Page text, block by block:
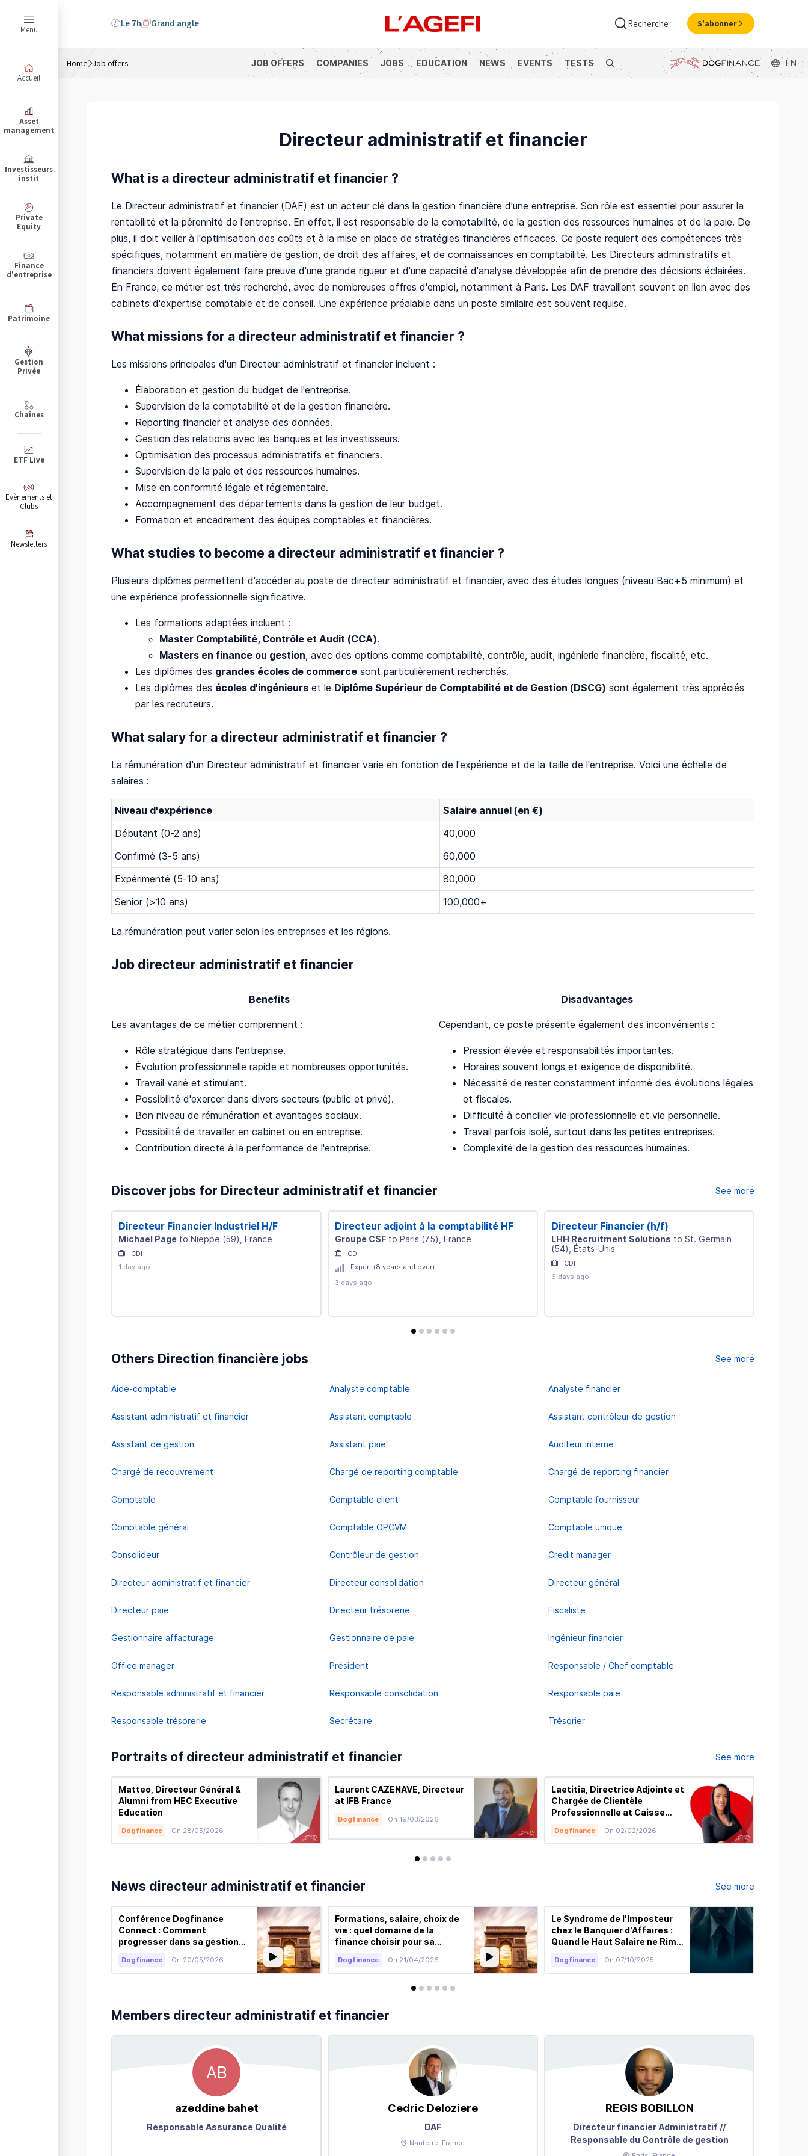
Home Job offers JOB OFFERS COMPANIES JOBS EDUCATION NEWS EVENTS TESTS Search EN
Directeur administratif et financier
What is a directeur administratif et financier ?
Le Directeur administratif et financier (DAF) est un acteur clé dans la gestion financière d'une entreprise. Son rôle est essentiel pour assurer la
rentabilité et la pérennité de l'entreprise. En effet, il est responsable de la comptabilité, de la gestion des ressources humaines et de la paie. De
plus, il doit veiller à l'optimisation des coûts et à la mise en place de stratégies financières efficaces. Ce poste requiert des compétences très
spécifiques, notamment en matière de gestion, de droit des affaires, et de connaissances en comptabilité. Les Directeurs administratifs et
financiers doivent également faire preuve d'une grande rigueur et d'une capacité d'analyse développée afin de prendre des décisions éclairées.
En France, ce métier est très recherché, avec de nombreuses offres d'emploi, notamment à Paris. Les DAF travaillent souvent en lien avec des
cabinets d'expertise comptable et de conseil. Une expérience préalable dans un poste similaire est souvent requise.
What missions for a directeur administratif et financier ?
Les missions principales d'un Directeur administratif et financier incluent :
Élaboration et gestion du budget de l'entreprise.
Supervision de la comptabilité et de la gestion financière.
Reporting financier et analyse des données.
Gestion des relations avec les banques et les investisseurs.
Optimisation des processus administratifs et financiers.
Supervision de la paie et des ressources humaines.
Mise en conformité légale et réglementaire.
Accompagnement des départements dans la gestion de leur budget.
Formation et encadrement des équipes comptables et financières.
What studies to become a directeur administratif et financier ?
Plusieurs diplômes permettent d'accéder au poste de directeur administratif et financier, avec des études longues (niveau Bac+5 minimum) et
une expérience professionnelle significative.
Les formations adaptées incluent :
Master Comptabilité, Contrôle et Audit (CCA).
Masters en finance ou gestion, avec des options comme comptabilité, contrôle, audit, ingénierie financière, fiscalité, etc.
Les diplômes des grandes écoles de commerce sont particulièrement recherchés.
Les diplômes des écoles d'ingénieurs et le Diplôme Supérieur de Comptabilité et de Gestion (DSCG) sont également très appréciés
par les recruteurs.
What salary for a directeur administratif et financier ?
La rémunération d'un Directeur administratif et financier varie en fonction de l'expérience et de la taille de l'entreprise. Voici une échelle de
salaires :
Niveau d'expérience
Salaire annuel (en €)
Débutant (0-2 ans)
40,000
Confirmé (3-5 ans)
60,000
Expérimenté (5-10 ans)
80,000
Senior (>10 ans)
100,000+
La rémunération peut varier selon les entreprises et les régions.
Job directeur administratif et financier
Benefits
Les avantages de ce métier comprennent :
Rôle stratégique dans l'entreprise.
Évolution professionnelle rapide et nombreuses opportunités.
Travail varié et stimulant.
Possibilité d'exercer dans divers secteurs (public et privé).
Bon niveau de rémunération et avantages sociaux.
Possibilité de travailler en cabinet ou en entreprise.
Contribution directe à la performance de l'entreprise.
Disadvantages
Cependant, ce poste présente également des inconvénients :
Pression élevée et responsabilités importantes.
Horaires souvent longs et exigence de disponibilité.
Nécessité de rester constamment informé des évolutions légales
et fiscales.
Difficulté à concilier vie professionnelle et vie personnelle.
Travail parfois isolé, surtout dans les petites entreprises.
Complexité de la gestion des ressources humaines.
Discover jobs for Directeur administratif et financier See more
Directeur Financier Industriel H/F
Michael Page to Nieppe (59) , France
CDI
1 day ago
Directeur adjoint à la comptabilité HF
Groupe CSF to Paris (75) , France
CDI
Expert (8 years and over)
3 days ago
Directeur Financier (h/f)
LHH Recruitment Solutions to St. Germain
(54) , États-Unis
CDI
6 days ago
avisavisavisavisavisavis
Others Direction financière jobs See more
Aide-comptable Analyste comptable Analyste financier
Assistant administratif et financier Assistant comptable Assistant contrôleur de gestion
Assistant de gestion Assistant paie Auditeur interne
Chargé de recouvrement Chargé de reporting comptable Chargé de reporting financier
Comptable Comptable client Comptable fournisseur
Comptable général Comptable OPCVM Comptable unique
Consolideur Contrôleur de gestion Credit manager
Directeur administratif et financier Directeur consolidation Directeur général
Directeur paie Directeur trésorerie Fiscaliste
Gestionnaire affacturage Gestionnaire de paie Ingénieur financier
Office manager Président Responsable / Chef comptable
Responsable administratif et financier Responsable consolidation Responsable paie
Responsable trésorerie Secrétaire Trésorier
Portraits of directeur administratif et financier See more
Matteo, Directeur Général &
Alumni from HEC Executive
Education
Dogfinance On 28/05/2026
Laurent CAZENAVE, Directeur
at IFB France
Dogfinance On 19/03/2026
Laetitia, Directrice Adjointe et
Chargée de Clientèle
Professionnelle at Caisse
Dogfinance On 02/02/2026
avisavisavisavisavis
News directeur administratif et financier See more
Conférence Dogfinance
Connect : Comment
progresser dans sa gestion
ses besoins
Dogfinance On 20/05/2026
Formations, salaire, choix de
vie : quel domaine de la
finance choisir pour sa
Dogfinance On 21/04/2026
Le Syndrome de l'Imposteur
chez le Banquier d'Affaires :
Quand le Haut Salaire ne Rime
Dogfinance On 07/10/2025
avisavisavisavisavisavis
Members directeur administratif et financier
AB
azeddine bahet
Responsable Assurance Qualité
Cedric Deloziere
DAF
Nanterre, France
REGIS BOBILLON
Directeur financier Administratif //
Responsable du Contrôle de gestion
Accueil
Asset
management
Investisseurs
instit
Private
Equity
Finance
d'entreprise
Patrimoine
Gestion
Privée
Chaînes
Menu
ETF Live
Evènements et
Clubs
Newsletters
Le 7h Grand angle Recherche S'abonner